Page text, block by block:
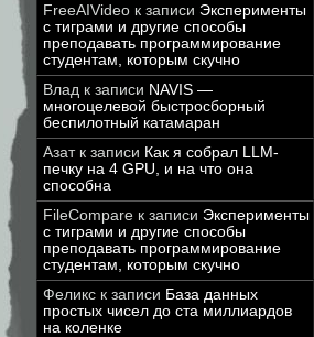
FreeAIVideo к записи Эксперименты
с тиграми и другие способы
преподавать программирование
студентам, которым скучно
Влад к записи NAVIS —
многоцелевой быстросборный
беспилотный катамаран
Азатк записи Как я собрал LLM-
печку на 4 GPU, и на что она
способна
FileCompare к записи Эксперименты
с тиграми и другие способы
преподавать программирование
студентам, которым скучно
Феликс к записи База данных
простых чисел до ста миллиардов
на коленке